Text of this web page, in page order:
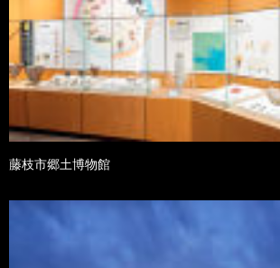
藤枝市郷土博物館